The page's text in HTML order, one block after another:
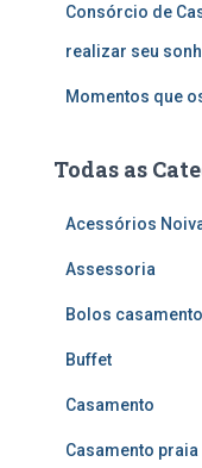
Consórcio de
realizar seu
Momentos que
Todas as
Acessórios
Assessoria
Bolos casamento
Buffet
Casamento
Casamento praia